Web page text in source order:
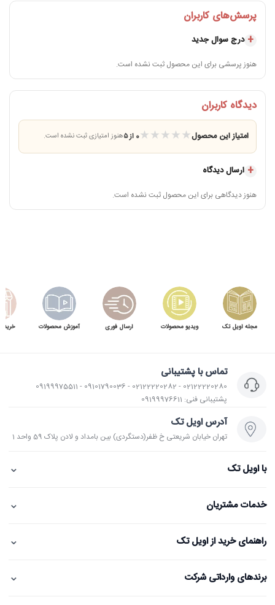
پرسش‌های کاربران
درج سوال جدید
هنوز پرسشی برای این محصول ثبت نشده است.
دیدگاه کاربران
امتیاز این محصول ★★★★★ 0 از ۵ هنوز امتیازی ثبت نشده است.
ارسال دیدگاه
هنوز دیدگاهی برای این محصول ثبت نشده است.
مجله اویل تک ویدیو محصولات ارسال فوری آموزش محصولات خرید
تماس با پشتیبانی
02122220280 - 02122220282 - 09101790036 - 09199975511
پشتیبانی فنی: 09199976611
آدرس اویل تک
تهران خیابان شریعتی خ ظفر(دستگردی) بین بامداد و لادن پلاک 59 واحد 1
با اویل تک ⌄
خدمات مشتریان ⌄
راهنمای خرید از اویل تک ⌄
برندهای وارداتی شرکت ⌄